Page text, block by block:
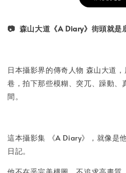
書本包膜服務
NT$ 50
- +
📷 森山大道《A Diary》街頭就是
日本攝影界的傳奇人物 森山大道
巷，拍下那些模糊、突兀、躁動、
間。
這本攝影集 《A Diary》，就像是
日記。